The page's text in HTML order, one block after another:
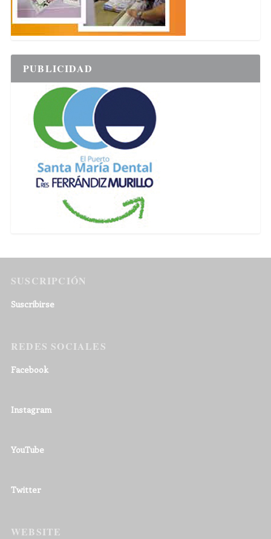
PUBLICIDAD
SUSCRIPCIÓN
Suscribirse
REDES SOCIALES
Facebook
Instagram
YouTube
Twitter
WEBSITE